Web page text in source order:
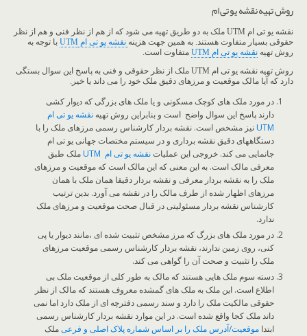
روش تهیه نقشه یو تی ام
نقشه یو تی ام UTM ملک به دو طریق تهیه می شود که از هم از نظر فنی و هم از نظر
حقوقی بسیار متفاوت هستند. به همین جهت هزینه نقشه یو تی ام UTM با توجه به
روش تهیه نقشه یو تی ام UTM متفاوت است.
روش تهیه نقشه یو تی ام UTM ملک از نظر حقوقی و فنی به پاسخ این سوال بستگی
دارد که آیا مالک موقعیت و مرزهای دقیق ملک خود را می داند یا خیر.
در مورد ملک های کوچک مسکونی و یا ملک های بزرگی که دیوار کشی
دارند پاسخ این سوال واضح است و بنابراین روش تهیهنقشه یو تی ام
UTM نیز مشخص است. نقشه بردار کارشناس رسمی مرزهای ملک را با
دستگاههای دقیق نقشه برداری و در سیستم مختصات جهانی یو تی ام
جانمایی می کند. خروجی این عملیاتنقشه یو تی ام UTM
ملک طبق
معرفی مالک است. به این معنی که این مالک است که موقعیت و مرزهای
ملک را به نقشه بردار معرفی و نقشه بردار دقیقا همان ملک با همان
مرزهای اظهار شده از طرف مالک را در نقشه می آورد. بدین ترتیب
کارشناس نقشه بردار مسئولیتی در قبال صحت موقعیت و مرزهای ملک
ندارد.
در مورد ملک های بزرگ که مرز مشخص تثبیت شده ای ،مانند دیوار یا پی
کنی، روی زمین ندارند، نقشه بردار کارشناس رسمی موقعیت مرزهای
ملک را تثبیت و صحت آن را گواهی می کند.
دسته سوم ملک هایی هستند که مالک به طور کلی از موقعیت ملک بی
اطلاع است. این ملک به ملک های گمشده معروف هستند که مالک از نظر
حقوقی مالکیت ملک را دارد و سند رسمی دفترچه ای از ملک دارد اما نمی
داند ملک کجا واقع شده است. در این موارد نقشه بردار کارشناس رسمی
ابتداموقعیت/آدرس ملک را بر اساس شماره پلاک اصلی و فرعیملک